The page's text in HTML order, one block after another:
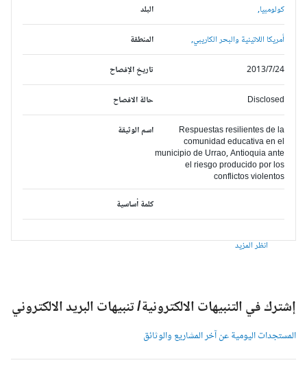
البلد كولومبيا,
المنطقة أمريكا اللاتينية والبحر الكاريبي,
تاريخ الإفصاح 2013/7/24
حالة الافصاح Disclosed
اسم الوثيقة
Respuestas resilientes de la
comunidad educativa en el
municipio de Urrao, Antioquia ante
el riesgo producido por los
conflictos violentos
كلمة أساسية
انظر المزيد
إشترك في التنبيهات الالكترونية/ تنبيهات البريد الالكتروني
المستجدات اليومية عن آخر المشاريع والوثائق